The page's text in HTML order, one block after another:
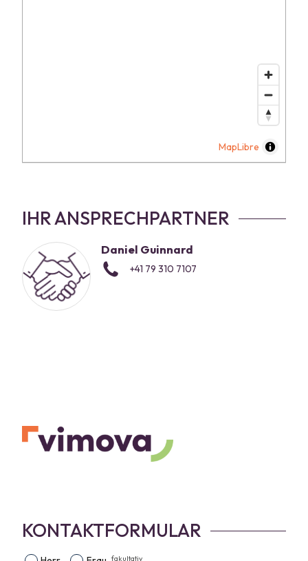
MapLibre
IHR ANSPRECHPARTNER
Daniel Guinnard
+41 79 310 7107
KONTAKTFORMULAR
fakultativ